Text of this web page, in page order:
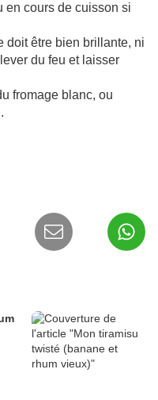
en cours de cuisson si
doit être bien brillante, ni
du feu et laisser
fromage blanc, ou
.